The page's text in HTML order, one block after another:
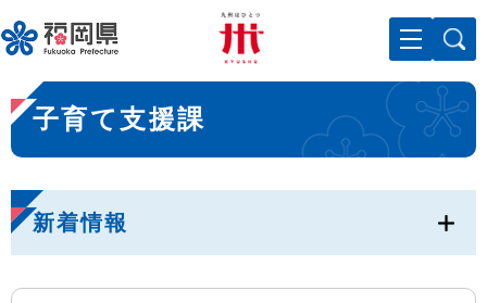
ー
ジ
先
頭
で
。
メニューを飛ばして本文へ
本
文
子育て支援課
新着情報